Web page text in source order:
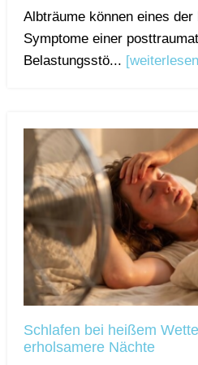
Albträume können eines der
Symptome einer
Belastungsstö...
Schlafen bei heißem
erholsamere Nächte